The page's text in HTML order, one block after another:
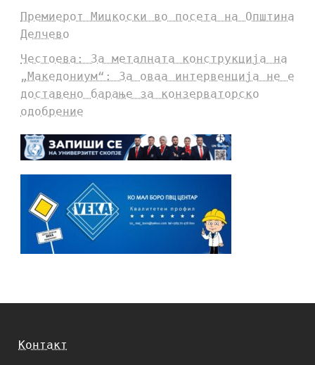
Премиерот Мицкоски во посета на Општина
Делчево
Честоева: За металната конструкција на
„Македониум“: За оваа интервенција не е
доставено барање за конзерваторско
одобрение
Контакт